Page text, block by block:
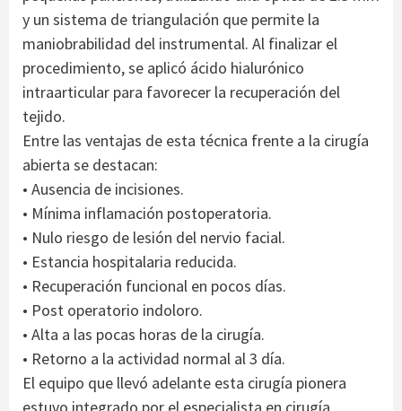
y un sistema de triangulación que permite la
maniobrabilidad del instrumental. Al finalizar el
procedimiento, se aplicó ácido hialurónico
intraarticular para favorecer la recuperación del
tejido.
Entre las ventajas de esta técnica frente a la cirugía
abierta se destacan:
• Ausencia de incisiones.
• Mínima inflamación postoperatoria.
• Nulo riesgo de lesión del nervio facial.
• Estancia hospitalaria reducida.
• Recuperación funcional en pocos días.
• Post operatorio indoloro.
• Alta a las pocas horas de la cirugía.
• Retorno a la actividad normal al 3 día.
El equipo que llevó adelante esta cirugía pionera